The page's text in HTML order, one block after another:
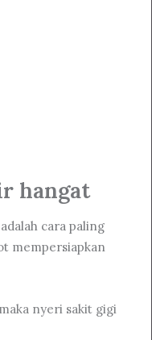
hangat
cara paling
mempersiapkan
nyeri sakit gigi